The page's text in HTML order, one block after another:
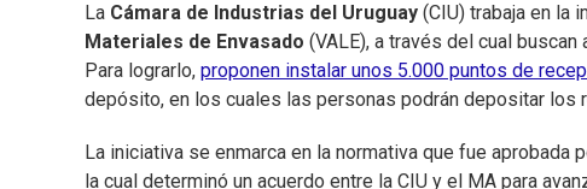
La Cámara de Industrias del Uruguay (CIU) trabaja en la
Materiales de Envasado (VALE), a través del cual buscan
Para lograrlo, proponen instalar unos 5.000 puntos de
depósito, en los cuales las personas podrán depositar los
La iniciativa se enmarca en la normativa que fue aprobada
la cual determinó un acuerdo entre la CIU y el MA para